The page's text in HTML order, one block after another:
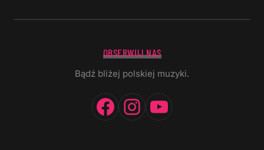
OBSERWUJ NAS
Bądź bliżej polskiej muzyki.
Facebook
Instagram